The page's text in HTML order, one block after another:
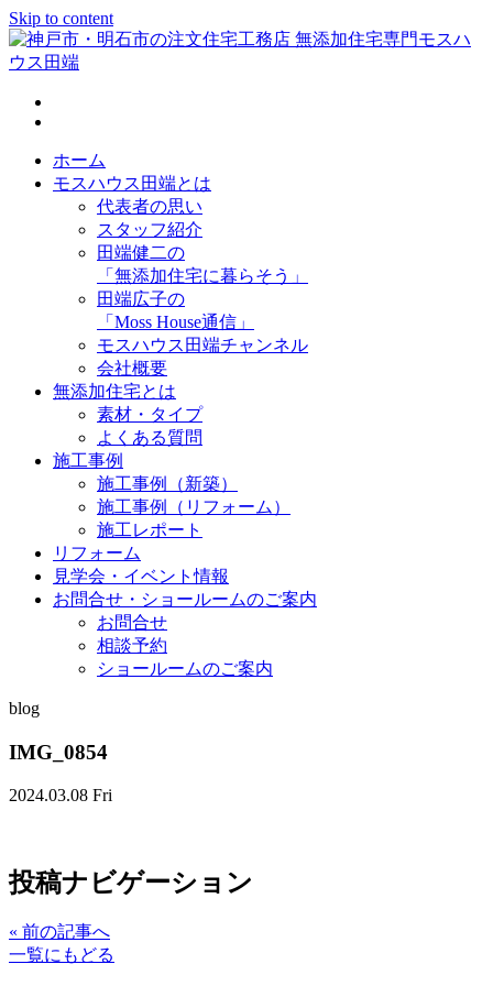
Skip to content
神戸市・明石市の注文住宅工務店 無添加住宅専門モスハウス
田端
ホーム
モスハウス田端とは
代表者の思い
スタッフ紹介
田端健二の
「無添加住宅に暮らそう」
田端広子の
「Moss House通信」
モスハウス田端チャンネル
会社概要
無添加住宅とは
素材・タイプ
よくある質問
施工事例
施工事例（新築）
施工事例（リフォーム）
施工レポート
リフォーム
見学会・イベント情報
お問合せ・ショールームのご案内
お問合せ
相談予約
ショールームのご案内
blog
IMG_0854
2024.03.08 Fri
投稿ナビゲーション
« 前の記事へ
一覧にもどる